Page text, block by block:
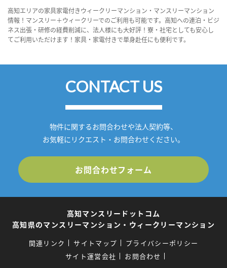
高知エリアの家具家電付きウィークリーマンション・マンスリーマンション
情報！マンスリー＋ウィークリーでのご利用も可能です。高知への連泊・ビジ
ネス出張・研修の経費削減に、法人様にも大好評！寮・社宅としても安心し
てご利用いただけます！家具・家電付きで単身赴任にも便利です。
CONTACT US
物件に関するお問合わせや法人契約等、
お気軽にリクエスト・お問合わせください。
お問合わせフォーム
高知マンスリードットコム
高知県のマンスリーマンション・ウィークリーマンション
関連リンク サイトマップ
プライバシーポリシー
サイト運営会社
お問合わせ